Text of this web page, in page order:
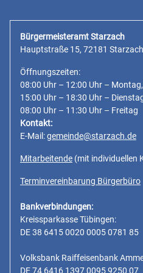
Bürgermeisteramt Starzach
Hauptstraße 15, 72181
Öffnungszeiten:
08:00 Uhr – 12:00 Uhr –
15:00 Uhr – 18:30 Uhr –
08:00 Uhr – 11:30 Uhr – Freitag
Kontakt:
E-Mail:gemeinde@starzach.de
Mitarbeitende (mit individuellen
Terminvereinbarung Bürgerbüro
Bankverbindungen:
Kreissparkasse Tübingen:
DE 38 6415 0020 0005 0781 85
Volksbank Raiffeisenbank
DE 74 6416 1397 0095 9250 07